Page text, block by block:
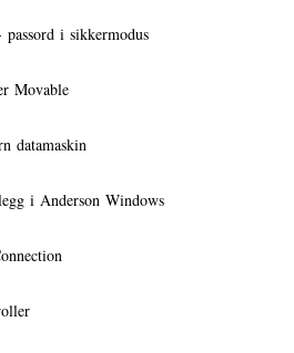
i sikkermodus
Movable
datamaskin
i Anderson Windows